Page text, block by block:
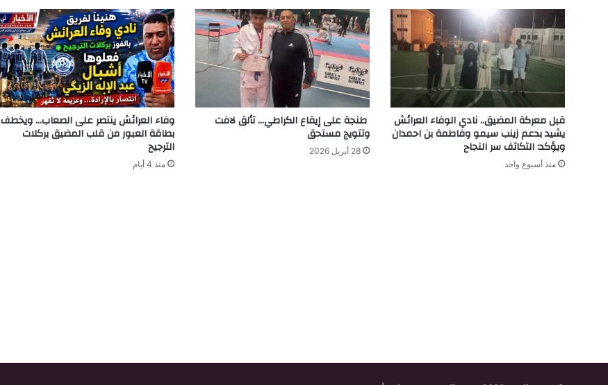
قبل معركة المضيق.. نادي الوفاء العرائش
يشيد بدعم زينب سيمو وفاطمة بن احمدان
ويؤكد: التكاتف سر النجاح
منذ أسبوع واحد
طنجة على إيقاع الكراطي… تألق لافت
وتتويج مستحق
28 أبريل 2026
وفاء العرائش ينتصر على الصعاب… ويخطف
بطاقة العبور من قلب المضيق بركلات
الترجيح
منذ 4 أيام